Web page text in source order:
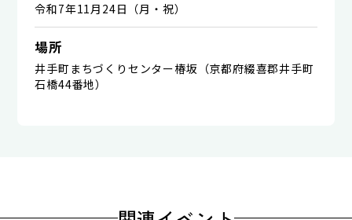
令和7年11月24日（月・祝）
場所
井手町まちづくりセンター椿坂（京都府綴喜郡井手町
石橋44番地）